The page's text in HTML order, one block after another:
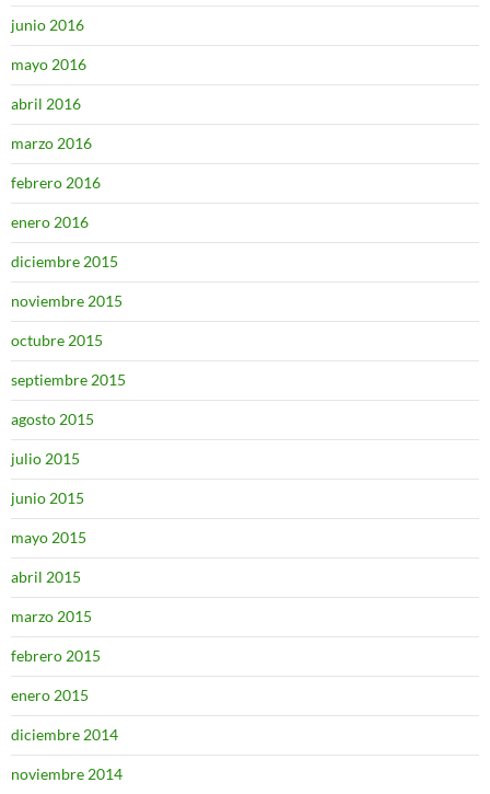
junio 2016
mayo 2016
abril 2016
marzo 2016
febrero 2016
enero 2016
diciembre 2015
noviembre 2015
octubre 2015
septiembre 2015
agosto 2015
julio 2015
junio 2015
mayo 2015
abril 2015
marzo 2015
febrero 2015
enero 2015
diciembre 2014
noviembre 2014